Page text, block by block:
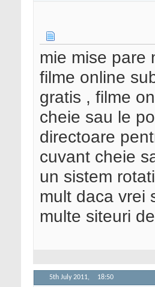
mie mise pare
filme online
gratis , filme
cheie sau le
directoare
cuvant cheie
un sistem
mult daca vrei
multe siteuri
5th July 2011, 18:50